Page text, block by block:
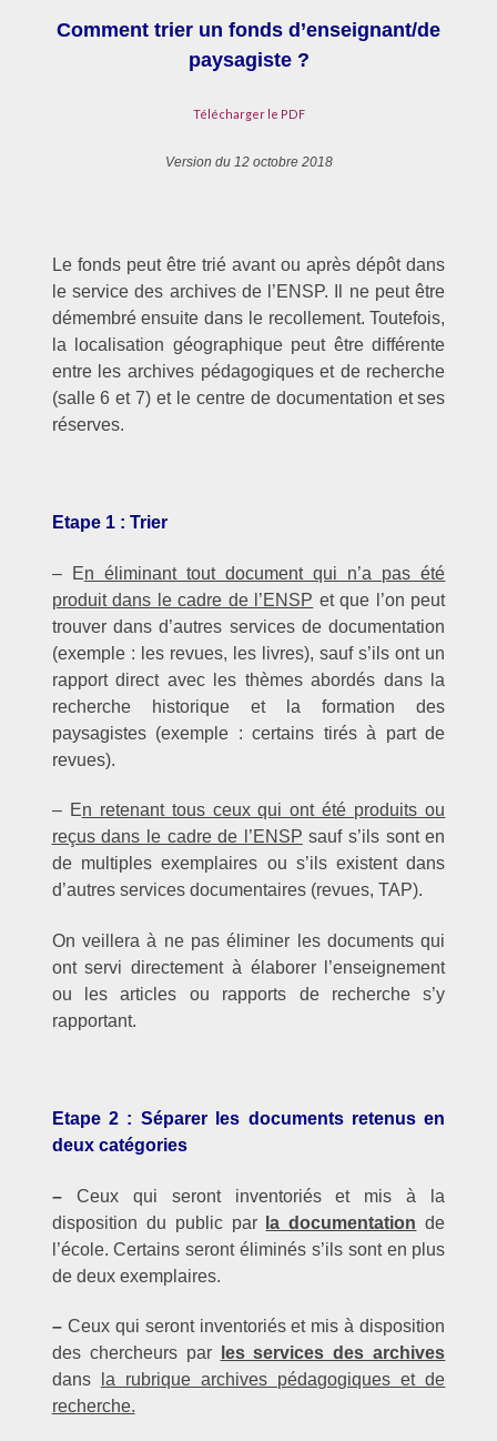
Comment trier un fonds d’enseignant/de
paysagiste ?
Télécharger le PDF
Version du 12 octobre 2018
Le fonds peut être trié avant ou après dépôt dans
le service des archives de l’ENSP. Il ne peut être
démembré ensuite dans le recollement. Toutefois,
la localisation géographique peut être différente
entre les archives pédagogiques et de recherche
(salle 6 et 7) et le centre de documentation et ses
réserves.
Etape 1 : Trier
– En éliminant tout document qui n’a pas été
produit dans le cadre de l’ENSP et que l’on peut
trouver dans d’autres services de documentation
(exemple : les revues, les livres), sauf s’ils ont un
rapport direct avec les thèmes abordés dans la
recherche historique et la formation des
paysagistes (exemple : certains tirés à part de
revues).
– En retenant tous ceux qui ont été produits ou
reçus dans le cadre de l’ENSP sauf s’ils sont en
de multiples exemplaires ou s’ils existent dans
d’autres services documentaires (revues, TAP).
On veillera à ne pas éliminer les documents qui
ont servi directement à élaborer l’enseignement
ou les articles ou rapports de recherche s’y
rapportant.
Etape 2 : Séparer les documents retenus en
deux catégories
– Ceux qui seront inventoriés et mis à la
disposition du public par
la documentation de
l’école. Certains seront éliminés s’ils sont en plus
de deux exemplaires.
–Ceux qui seront inventoriés et mis à disposition
des chercheurs par
les services des archives
dans
la rubrique archives pédagogiques et de
recherche.